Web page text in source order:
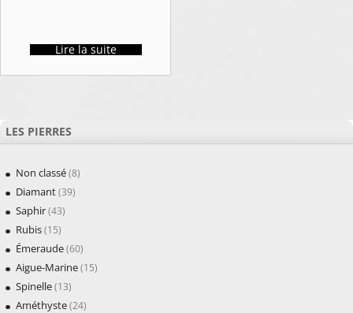
Lire la suite
LES PIERRES
Non classé(8)
Diamant(39)
Saphir(43)
Rubis(15)
Émeraude(60)
Aigue-Marine(15)
Spinelle(13)
Améthyste(24)